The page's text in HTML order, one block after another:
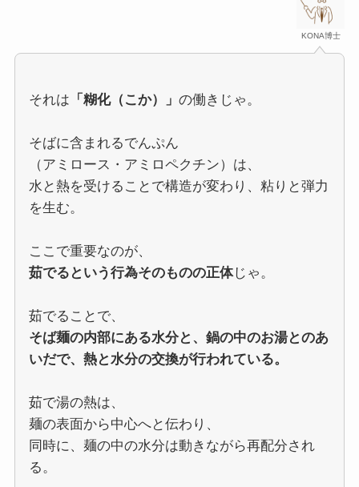
KONA博士
それは 「糊化（こか）」 の働きじゃ。
そばに含まれるでんぷん
（アミロース・アミロペクチン）は、
水と熱を受けることで構造が変わり、粘りと弾力
を生む。
ここで重要なのが、
茹でるという行為そのものの正体じゃ。
茹でることで、
そば麺の内部にある水分と、鍋の中のお湯とのあ
いだで、熱と水分の交換が行われている。
茹で湯の熱は、
麺の表面から中心へと伝わり、
同時に、麺の中の水分は動きながら再配分され
る。